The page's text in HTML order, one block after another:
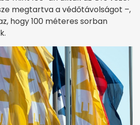
megtartva a védőtávolságot –,
hogy 100 méteres sorban